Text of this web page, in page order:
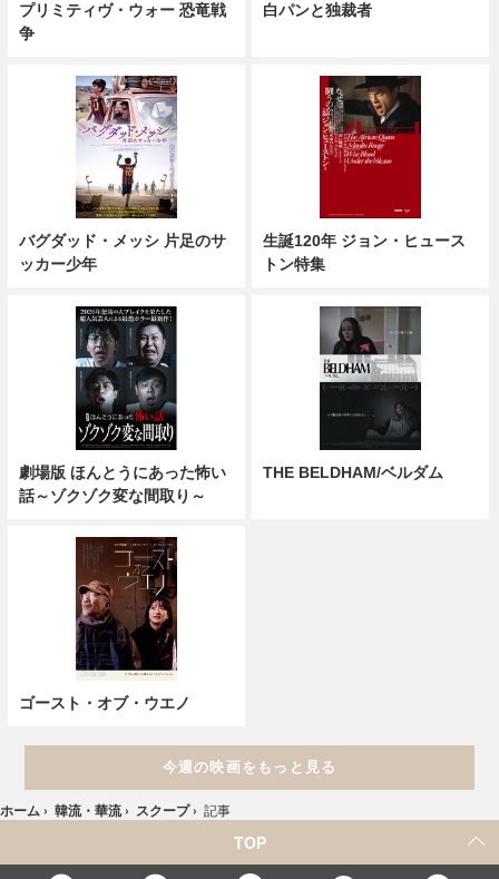
プリミティヴ・ウォー 恐竜戦
争
白パンと独裁者
バグダッド・メッシ 片足のサ
ッカー少年
生誕120年 ジョン・ヒュース
トン特集
劇場版 ほんとうにあった怖い
話～ゾクゾク変な間取り～
THE BELDHAM/ベルダム
ゴースト・オブ・ウエノ
今週の映画をもっと見る
ホーム › 韓流・華流 › スクープ › 記事
TOP